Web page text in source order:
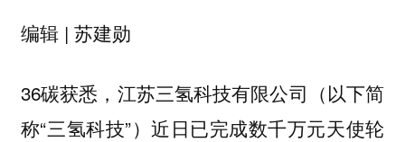
编辑 | 苏建勋
36碳获悉，江苏三氢科技有限公司（以下简
称“三氢科技”）近日已完成数千万元天使轮